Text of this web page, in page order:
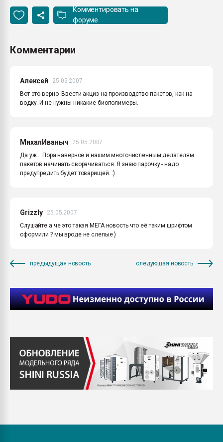
Комментировать на
форуме
Комментарии
Алексей
25.05.2007
Вот это верно. Ввести акциз на производство пакетов, как на
водку. И не нужны никакие биополимеры.
МихалИваныч
25.05.2007
Да уж... Пора наверное и нашим многочисленным делателям
пакетов начинать сворачиваться. Я знаю парочку - надо
предупредить будет товарищей. :)
Grizzly
25.05.2007
Слушайте а че это такая МЕГА новость что её таким шрифтом
оформили ? мы вроде не слепые )
предыдущая новость следующая новость